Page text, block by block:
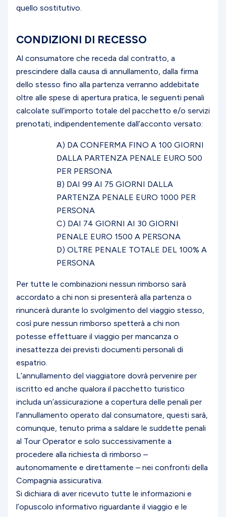
quello sostitutivo.
CONDIZIONI DI RECESSO
Al consumatore che receda dal contratto, a
prescindere dalla causa di annullamento, dalla firma
dello stesso fino alla partenza verranno addebitate
oltre alle spese di apertura pratica, le seguenti penali
calcolate sull’importo totale del pacchetto e/o servizi
prenotati, indipendentemente dall’acconto versato:
A) DA CONFERMA FINO A 100 GIORNI
DALLA PARTENZA PENALE EURO 500
PER PERSONA
B) DAI 99 AI 75 GIORNI DALLA
PARTENZA PENALE EURO 1000 PER
PERSONA
C) DAI 74 GIORNI AI 30 GIORNI
PENALE EURO 1500 A PERSONA
D) OLTRE PENALE TOTALE DEL 100% A
PERSONA
Per tutte le combinazioni nessun rimborso sarà
accordato a chi non si presenterà alla partenza o
rinuncerà durante lo svolgimento del viaggio stesso,
così pure nessun rimborso spetterà a chi non
potesse effettuare il viaggio per mancanza o
inesattezza dei previsti documenti personali di
espatrio.
L’annullamento del viaggiatore dovrà pervenire per
iscritto ed anche qualora il pacchetto turistico
includa un’assicurazione a copertura delle penali per
l’annullamento operato dal consumatore, questi sarà,
comunque, tenuto prima a saldare le suddette penali
al Tour Operator e solo successivamente a
procedere alla richiesta di rimborso –
autonomamente e direttamente – nei confronti della
Compagnia assicurativa.
Si dichiara di aver ricevuto tutte le informazioni e
l’opuscolo informativo riguardante il viaggio e le